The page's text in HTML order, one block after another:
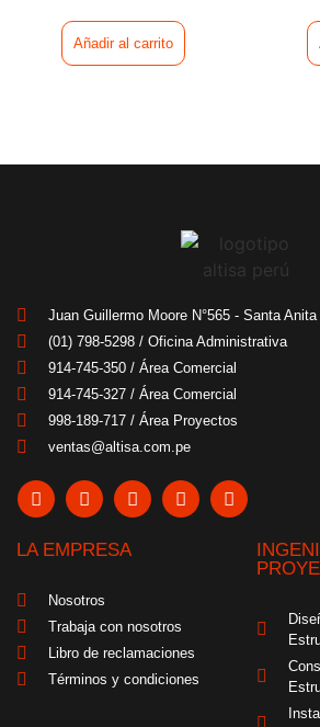
Añadir al carrito
Juan Guillermo Moore N°565 - Santa Anita
(01) 798-5298 / Oficina Administrativa
914-745-350 / Área Comercial
914-745-327 / Área Comercial
998-189-717 / Área Proyectos
ventas@altisa.com.pe
LA EMPRESA
Nosotros
Trabaja con nosotros
Libro de reclamaciones
Términos y condiciones